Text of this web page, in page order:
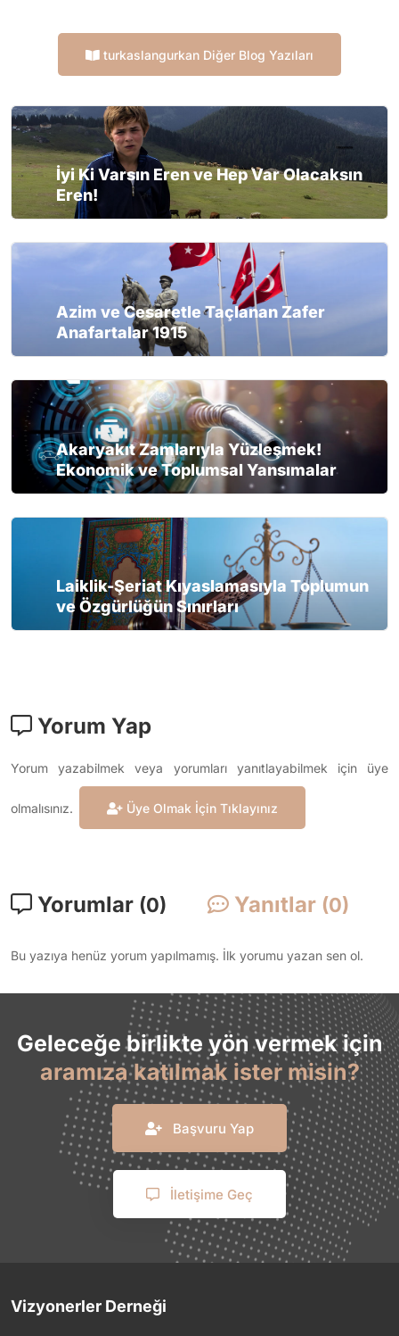
turkaslangurkan Diğer Blog Yazıları
İyi Ki Varsın Eren ve Hep Var Olacaksın
Eren!
Azim ve Cesaretle Taçlanan Zafer
Anafartalar 1915
Akaryakıt Zamlarıyla Yüzleşmek!
Ekonomik ve Toplumsal Yansımalar
Laiklik-Şeriat Kıyaslamasıyla Toplumun
ve Özgürlüğün Sınırları
Yorum Yap
Yorum yazabilmek veya yorumları yanıtlayabilmek için üye
olmalısınız. Üye Olmak İçin Tıklayınız
Yorumlar (0) Yanıtlar (0)
Bu yazıya henüz yorum yapılmamış. İlk yorumu yazan sen ol.
Geleceğe birlikte yön vermek için
aramıza katılmak ister misin?
Başvuru Yap
İletişime Geç
Vizyonerler Derneği